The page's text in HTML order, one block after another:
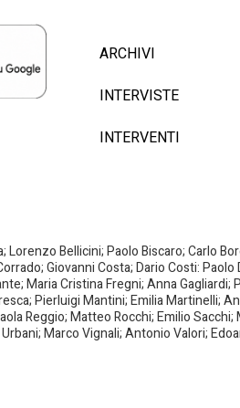
ARCHIVI
INTERVISTE
INTERVENTI
Bellicini; Paolo Biscaro; Carlo
Giovanni Costa; Dario Costi: Paolo
Maria Cristina Fregni; Anna Gagliardi;
Pierluigi Mantini; Emilia Martinelli;
Reggio; Matteo Rocchi; Emilio Sacchi;
Marco Vignali; Antonio Valori;